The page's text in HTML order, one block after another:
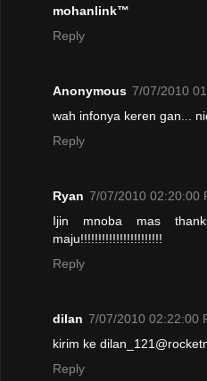
mohanlink™
Reply
Anonymous 7/07/2010
wah infonya keren gan...
Reply
Ryan 7/07/2010 02:20:00
Ijin mnoba mas
maju!!!!!!!!!!!!!!!!!!!!!!!
Reply
dilan 7/07/2010 02:22:00
kirim ke
Reply